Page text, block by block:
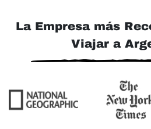
La Empresa más
Viajar a